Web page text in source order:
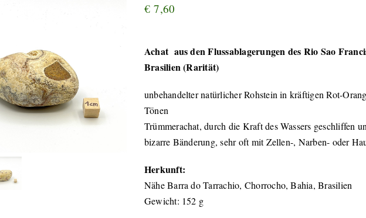
€ 7,60
Achat aus den Flussablagerungen des Rio Sao
Brasilien (Rarität)
unbehandelter natürlicher Rohstein in kräftigen Rot-
Tönen
Trümmerachat, durch die Kraft des Wassers geschliffen
bizarre Bänderung, sehr oft mit Zellen-, Narben- oder
Herkunft:
Nähe Barra do Tarrachio, Chorrocho, Bahia, Brasilien
Gewicht: 152 g